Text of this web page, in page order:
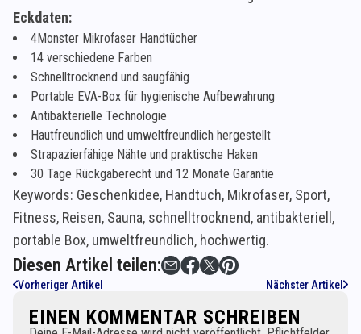
Eckdaten:
4Monster Mikrofaser Handtücher
14 verschiedene Farben
Schnelltrocknend und saugfähig
Portable EVA-Box für hygienische Aufbewahrung
Antibakterielle Technologie
Hautfreundlich und umweltfreundlich hergestellt
Strapazierfähige Nähte und praktische Haken
30 Tage Rückgaberecht und 12 Monate Garantie
Keywords: Geschenkidee, Handtuch, Mikrofaser, Sport,
Fitness, Reisen, Sauna, schnelltrocknend, antibakteriell,
portable Box, umweltfreundlich, hochwertig.
Diesen Artikel teilen:
Vorheriger Artikel Nächster Artikel
EINEN KOMMENTAR SCHREIBEN